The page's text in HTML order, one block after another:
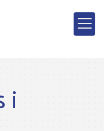
i